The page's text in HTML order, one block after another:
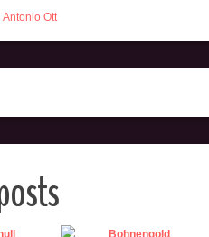
Antonio Ott